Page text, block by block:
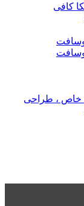
کافی
خاص ، طراحی